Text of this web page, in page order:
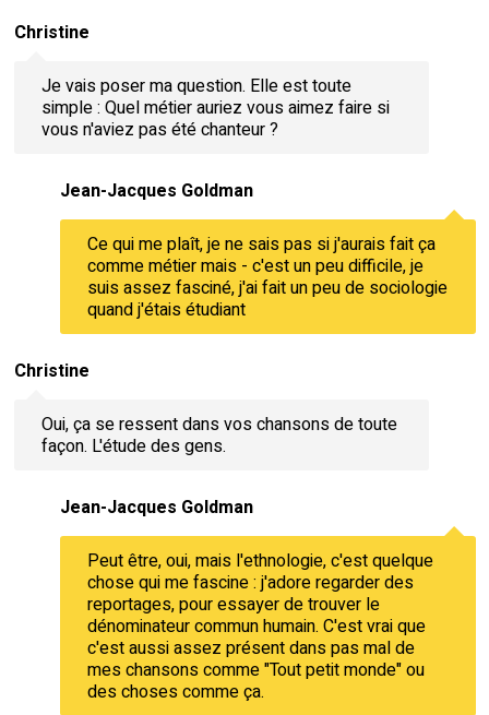
Christine
Je vais poser ma question. Elle est toute
simple : Quel métier auriez vous aimez faire si
vous n'aviez pas été chanteur ?
Jean-Jacques Goldman
Ce qui me plaît, je ne sais pas si j'aurais fait ça
comme métier mais - c'est un peu difficile, je
suis assez fasciné, j'ai fait un peu de sociologie
quand j'étais étudiant
Christine
Oui, ça se ressent dans vos chansons de toute
façon. L'étude des gens.
Jean-Jacques Goldman
Peut être, oui, mais l'ethnologie, c'est quelque
chose qui me fascine : j'adore regarder des
reportages, pour essayer de trouver le
dénominateur commun humain. C'est vrai que
c'est aussi assez présent dans pas mal de
mes chansons comme "Tout petit monde" ou
des choses comme ça.